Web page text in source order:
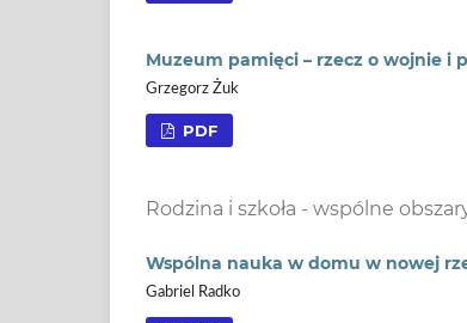
Muzeum pamięci – rzecz o wojnie i
Grzegorz Żuk
PDF
Rodzina i szkoła - wspólne
Wspólna nauka w domu w nowej
Gabriel Radko